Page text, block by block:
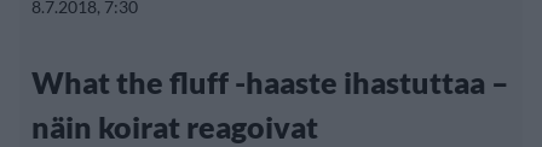
8.7.2018, 7:30
What the fluff -haaste ihastuttaa –
näin koirat reagoivat